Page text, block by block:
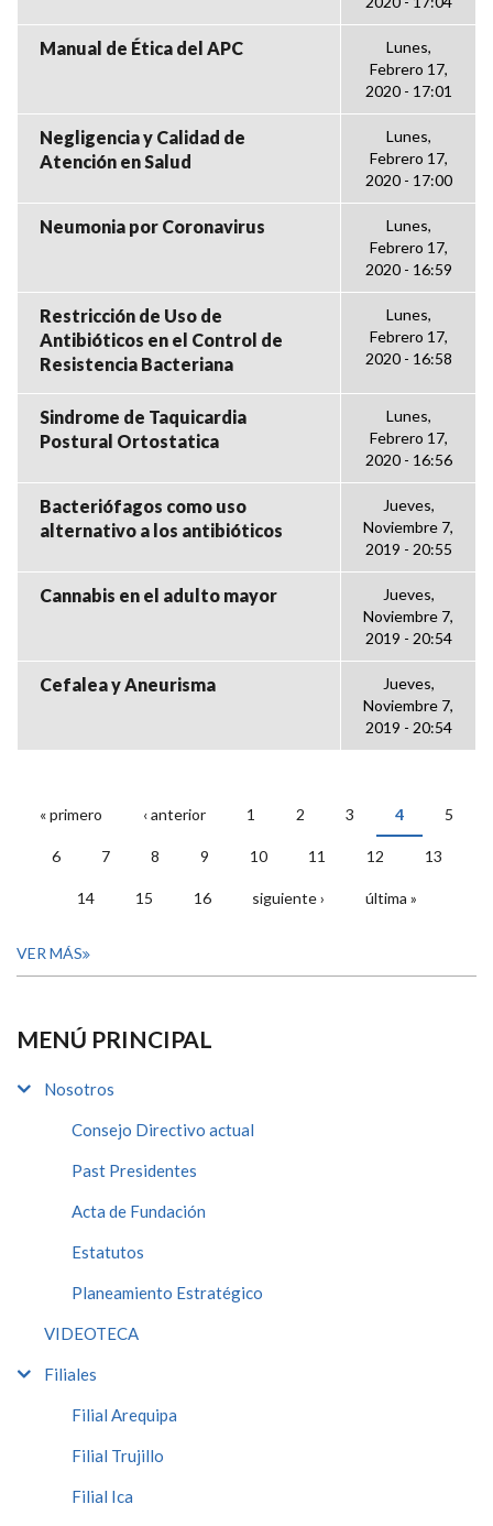
Manual de Ética del APC
Lunes,
Febrero 17,
2020 - 17:01
Negligencia y Calidad de
Atención en Salud
Lunes,
Febrero 17,
2020 - 17:00
Neumonia por Coronavirus
Lunes,
Febrero 17,
2020 - 16:59
Restricción de Uso de
Antibióticos en el Control de
Resistencia Bacteriana
Lunes,
Febrero 17,
2020 - 16:58
Sindrome de Taquicardia
Postural Ortostatica
Lunes,
Febrero 17,
2020 - 16:56
Bacteriófagos como uso
alternativo a los antibióticos
Jueves,
Noviembre 7,
2019 - 20:55
Cannabis en el adulto mayor
Jueves,
Noviembre 7,
2019 - 20:54
Cefalea y Aneurisma
Jueves,
Noviembre 7,
2019 - 20:54
PÁGINAS
« primero ‹ anterior 1 2 3 4 5
6 7 8 9 10 11 12 13
14 15 16 siguiente › última »
VER MÁS
MENÚ PRINCIPAL
Nosotros
Consejo Directivo actual
Past Presidentes
Acta de Fundación
Estatutos
Planeamiento Estratégico
VIDEOTECA
Filiales
Filial Arequipa
Filial Trujillo
Filial Ica